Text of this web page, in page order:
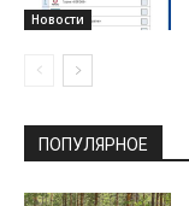
Новости
ПОПУЛЯРНОЕ